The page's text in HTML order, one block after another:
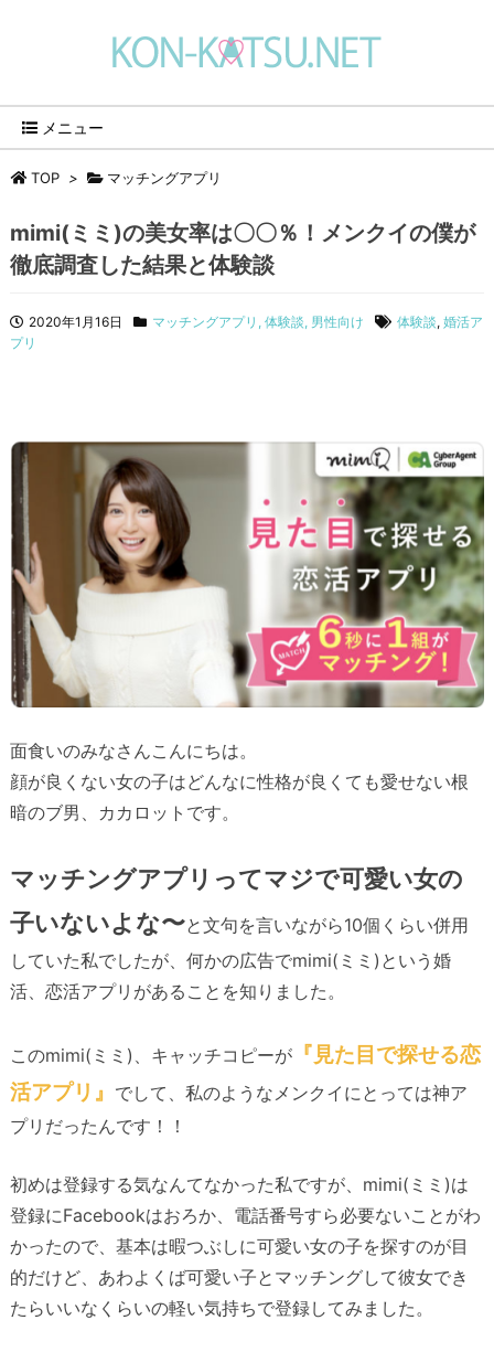
メニュー
TOP > マッチングアプリ
mimi(ミミ)の美女率は〇〇％！メンクイの僕が
徹底調査した結果と体験談
2020年1月16日 マッチングアプリ , 体験談, 男性向け 体験談, 婚活ア
プリ
面食いのみなさんこんにちは。
顔が良くない女の子はどんなに性格が良くても愛せない根
暗のブ男、カカロットです。
マッチングアプリってマジで可愛い女の
子いないよな〜と文句を言いながら10個くらい併用
していた私でしたが、何かの広告でmimi(ミミ)という婚
活、恋活アプリがあることを知りました。
このmimi(ミミ)、キャッチコピーが 『見た目で探せる恋
活アプリ』 でして、私のようなメンクイにとっては神ア
プリだったんです！！
初めは登録する気なんてなかった私ですが、mimi(ミミ)は
登録にFacebookはおろか、電話番号すら必要ないことがわ
かったので、基本は暇つぶしに可愛い女の子を探すのが目
的だけど、あわよくば可愛い子とマッチングして彼女でき
たらいいなくらいの軽い気持ちで登録してみました。